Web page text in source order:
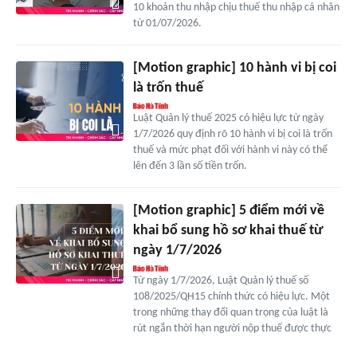
10 khoản thu nhập chịu thuế thu nhập cá nhân
từ 01/07/2026.
[Motion graphic] 10 hành vi bị coi
là trốn thuế
Luật Quản lý thuế 2025 có hiệu lực từ ngày
1/7/2026 quy định rõ 10 hành vi bị coi là trốn
thuế và mức phạt đối với hành vi này có thể
lên đến 3 lần số tiền trốn.
[Motion graphic] 5 điểm mới về
khai bổ sung hồ sơ khai thuế từ
ngày 1/7/2026
Từ ngày 1/7/2026, Luật Quản lý thuế số
108/2025/QH15 chính thức có hiệu lực. Một
trong những thay đổi quan trọng của luật là
rút ngắn thời hạn người nộp thuế được thực